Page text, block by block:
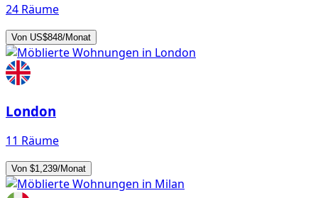
24 Räume
Von US$848/Monat
London
11 Räume
Von $1,239/Monat